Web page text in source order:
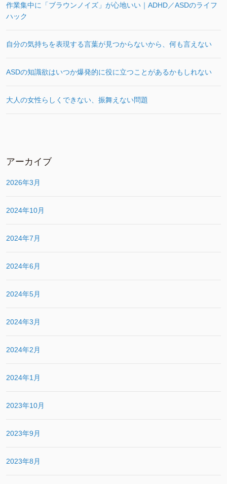
作業集中に「ブラウンノイズ」が心地いい｜ADHD／ASDのライフ
ハック
自分の気持ちを表現する言葉が見つからないから、何も言えない
ASDの知識欲はいつか爆発的に役に立つことがあるかもしれない
大人の女性らしくできない、振舞えない問題
アーカイブ
2026年3月
2024年10月
2024年7月
2024年6月
2024年5月
2024年3月
2024年2月
2024年1月
2023年10月
2023年9月
2023年8月